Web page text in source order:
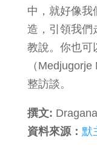
中，就好像我
造，引領我們
教說。你也可
（
整訪談。
撰文:
資料來源： 默